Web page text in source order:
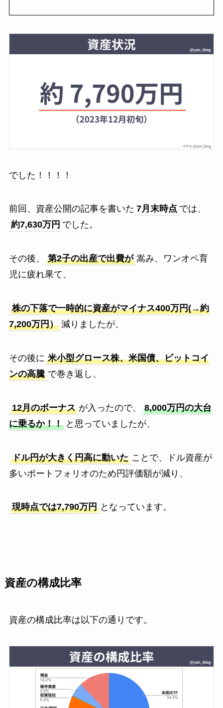
でした！！！！
前回、資産公開の記事を書いた 7月末時点 では、
約7,630万円 でした。
その後、 第2子の出産で出費が 嵩み、ワンオペ育
児に疲れ果て、
株の下落で一時的に資産がマイナス400万円(→約
7,200万円） 減りましたが、
その後に 米小型グロース株、米国債、ビットコイ
ンの高騰 で巻き返し、
12月のボーナス が入ったので、
8,000万円の大台
に乗るか！！ と思っていましたが、
ドル円が大きく円高に動いた ことで、ドル資産が
多いポートフォリオのため円評価額が減り、
現時点では7,790万円 となっています。
資産の構成比率
資産の構成比率は以下の通りです。